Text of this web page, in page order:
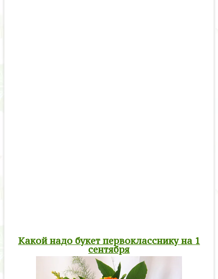
Какой надо букет первокласснику на 1
сентября